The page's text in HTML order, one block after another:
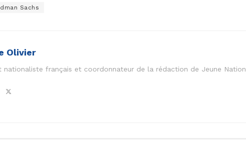
Sachs
Olivier
nationaliste français et coordonnateur de la rédaction de Jeune Nation